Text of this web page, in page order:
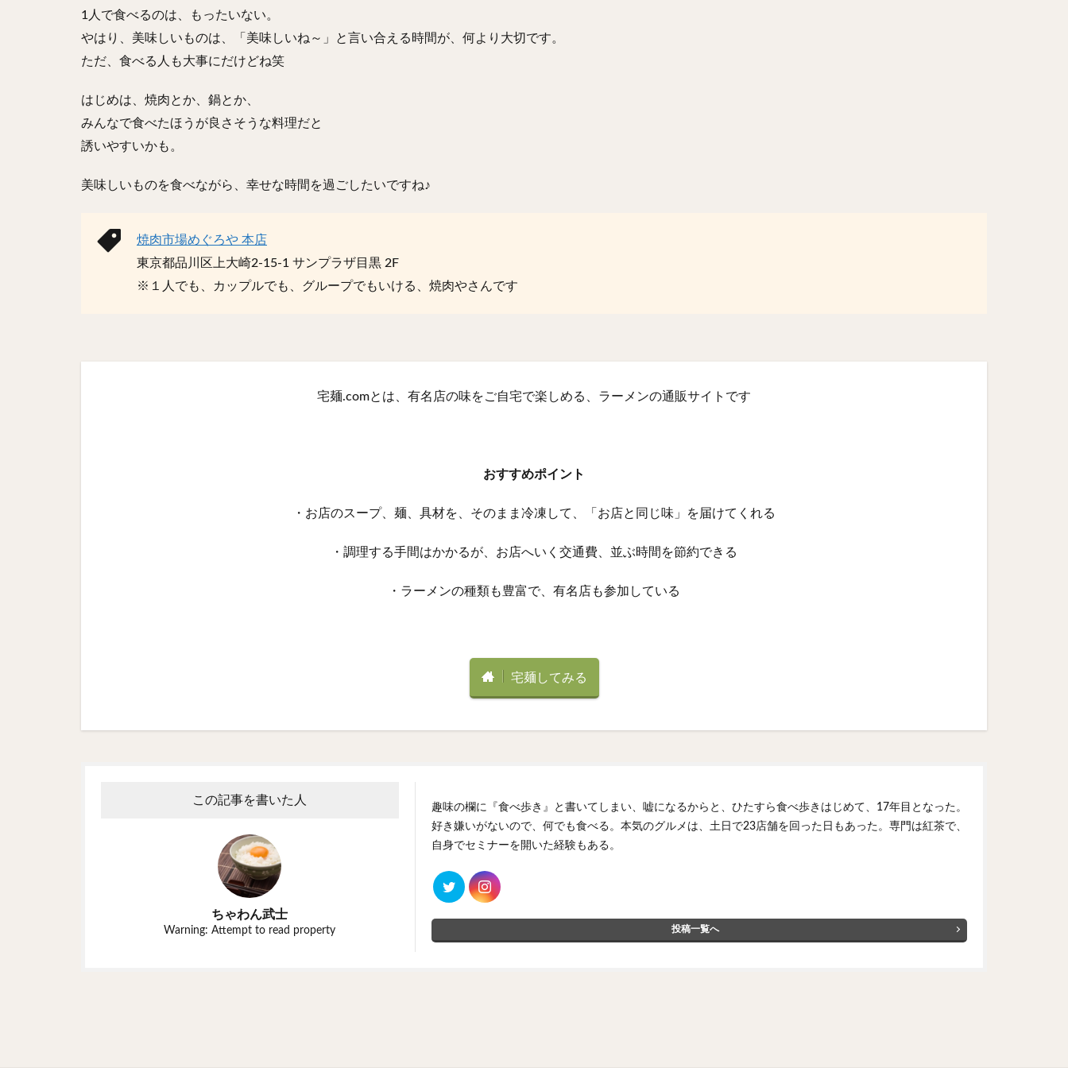
1人で食べるのは、もったいない。
やはり、美味しいものは、「美味しいね～」と言い合える時間が、何より大切です。
ただ、食べる人も大事にだけどね笑
はじめは、焼肉とか、鍋とか、
みんなで食べたほうが良さそうな料理だと
誘いやすいかも。
美味しいものを食べながら、幸せな時間を過ごしたいですね♪
焼肉市場めぐろや 本店
東京都品川区上大崎2-15-1 サンプラザ目黒 2F
※１人でも、カップルでも、グループでもいける、焼肉やさんです
宅麺.comとは、有名店の味をご自宅で楽しめる、ラーメンの通販サイトです
おすすめポイント
・お店のスープ、麺、具材を、そのまま冷凍して、「お店と同じ味」を届けてくれる
・調理する手間はかかるが、お店へいく交通費、並ぶ時間を節約できる
・ラーメンの種類も豊富で、有名店も参加している
宅麺してみる
この記事を書いた人
ちゃわん武士
Warning: Attempt to read property
趣味の欄に『食べ歩き』と書いてしまい、嘘になるからと、ひたすら食べ歩きはじめて、17年目となった。
好き嫌いがないので、何でも食べる。本気のグルメは、土日で23店舗を回った日もあった。専門は紅茶で、
自身でセミナーを開いた経験もある。
投稿一覧へ